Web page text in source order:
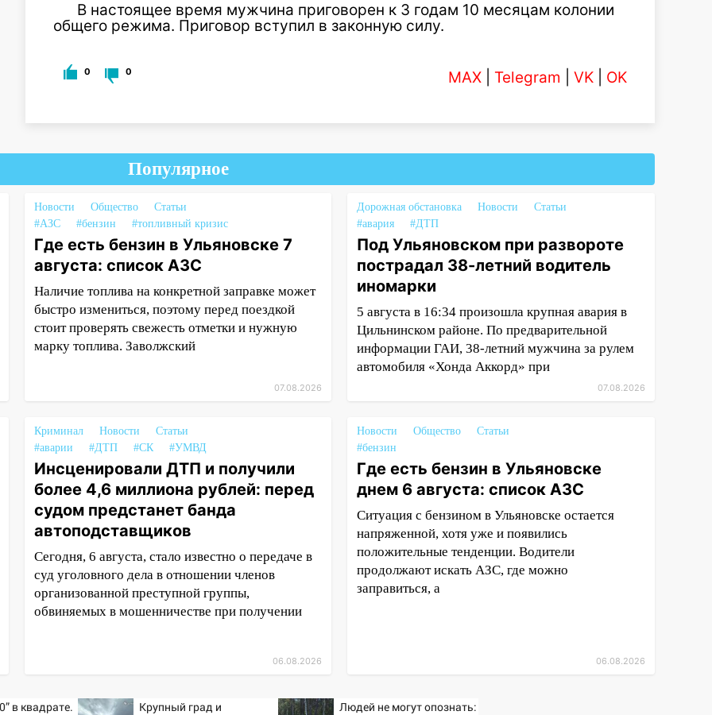
В настоящее время мужчина приговорен к 3 годам 10 месяцам колонии
общего режима. Приговор вступил в законную силу.
0 0 MAX Telegram VK OK
Популярное
Новости Общество
Статьи
#АЗС
#бензин #топливный кризис
Где есть бензин в Ульяновске 7
августа: список АЗС
Наличие топлива на конкретной заправке может
быстро измениться, поэтому перед поездкой
стоит проверять свежесть отметки и нужную
марку топлива. Заволжский
07.08.2026
Дорожная обстановка Новости
Статьи
#авария
#ДТП
Под Ульяновском при развороте
пострадал 38-летний водитель
иномарки
5 августа в 16:34 произошла крупная авария в
Цильнинском районе. По предварительной
информации ГАИ, 38-летний мужчина за рулем
автомобиля «Хонда Аккорд» при
07.08.2026
Криминал Новости
Статьи
#аварии
#ДТП #СК #УМВД
Инсценировали ДТП и получили
более 4,6 миллиона рублей: перед
судом предстанет банда
автоподставщиков
Сегодня, 6 августа, стало известно о передаче в
суд уголовного дела в отношении членов
организованной преступной группы,
обвиняемых в мошенничестве при получении
06.08.2026
Новости Общество
Статьи
#бензин
Где есть бензин в Ульяновске
днем 6 августа: список АЗС
Ситуация с бензином в Ульяновске остается
напряженной, хотя уже и появились
положительные тенденции. Водители
продолжают искать АЗС, где можно
заправиться, а
06.08.2026
в квадрате.
Крупный град и
Людей не могут опознать: